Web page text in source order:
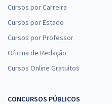
Cursos por Carreira
Cursos por Estado
Cursos por Professor
Oficina de Redação
Cursos Online Gratuitos
CONCURSOS PÚBLICOS